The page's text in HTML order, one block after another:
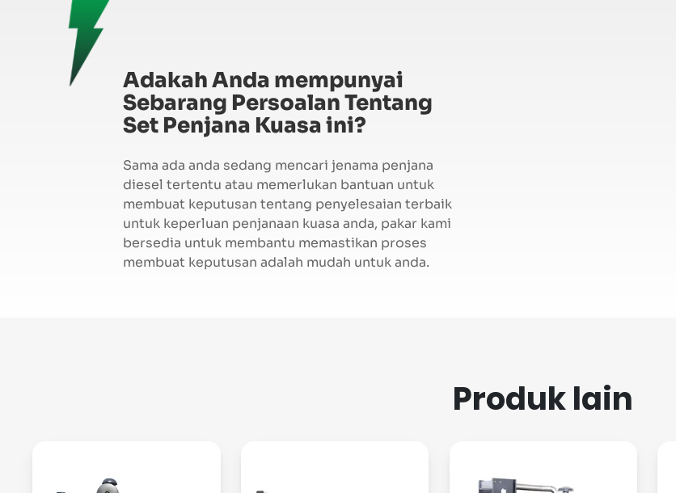
Adakah Anda mempunyai
Sebarang Persoalan Tentang
Set Penjana Kuasa ini?
Sama ada anda sedang mencari jenama penjana
diesel tertentu atau memerlukan bantuan untuk
membuat keputusan tentang penyelesaian terbaik
untuk keperluan penjanaan kuasa anda, pakar kami
bersedia untuk membantu memastikan proses
membuat keputusan adalah mudah untuk anda.
Produk lain